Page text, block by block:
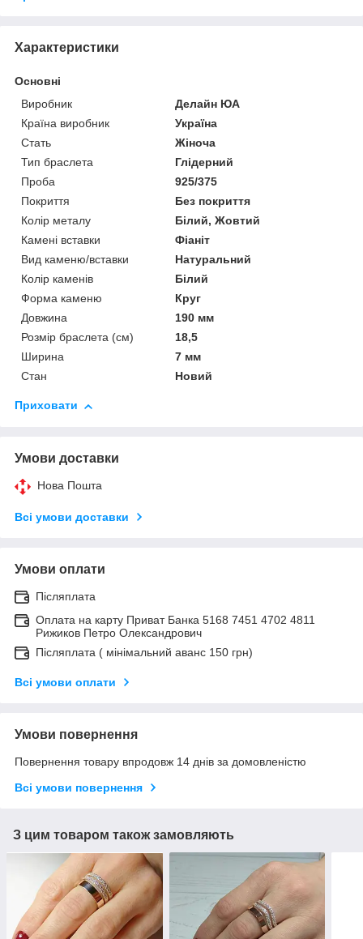
Характеристики
Основні
Виробник
Делайн ЮА
Країна виробник
Україна
Стать
Жіноча
Тип браслета
Глідерний
Проба
925/375
Покриття
Без покриття
Колір металу
Білий, Жовтий
Камені вставки
Фіаніт
Вид каменю/вставки
Натуральний
Колір каменів
Білий
Форма каменю
Круг
Довжина
190 мм
Розмір браслета (см)
18,5
Ширина
7 мм
Стан
Новий
Приховати
Умови доставки
Нова Пошта
Всі умови доставки
Умови оплати
Післяплата
Оплата на карту Приват Банка 5168 7451 4702 4811
Рижиков Петро Олександрович
Післяплата ( мінімальний аванс 150 грн)
Всі умови оплати
Умови повернення
Повернення товару впродовж 14 днів за домовленістю
Всі умови повернення
З цим товаром також замовляють